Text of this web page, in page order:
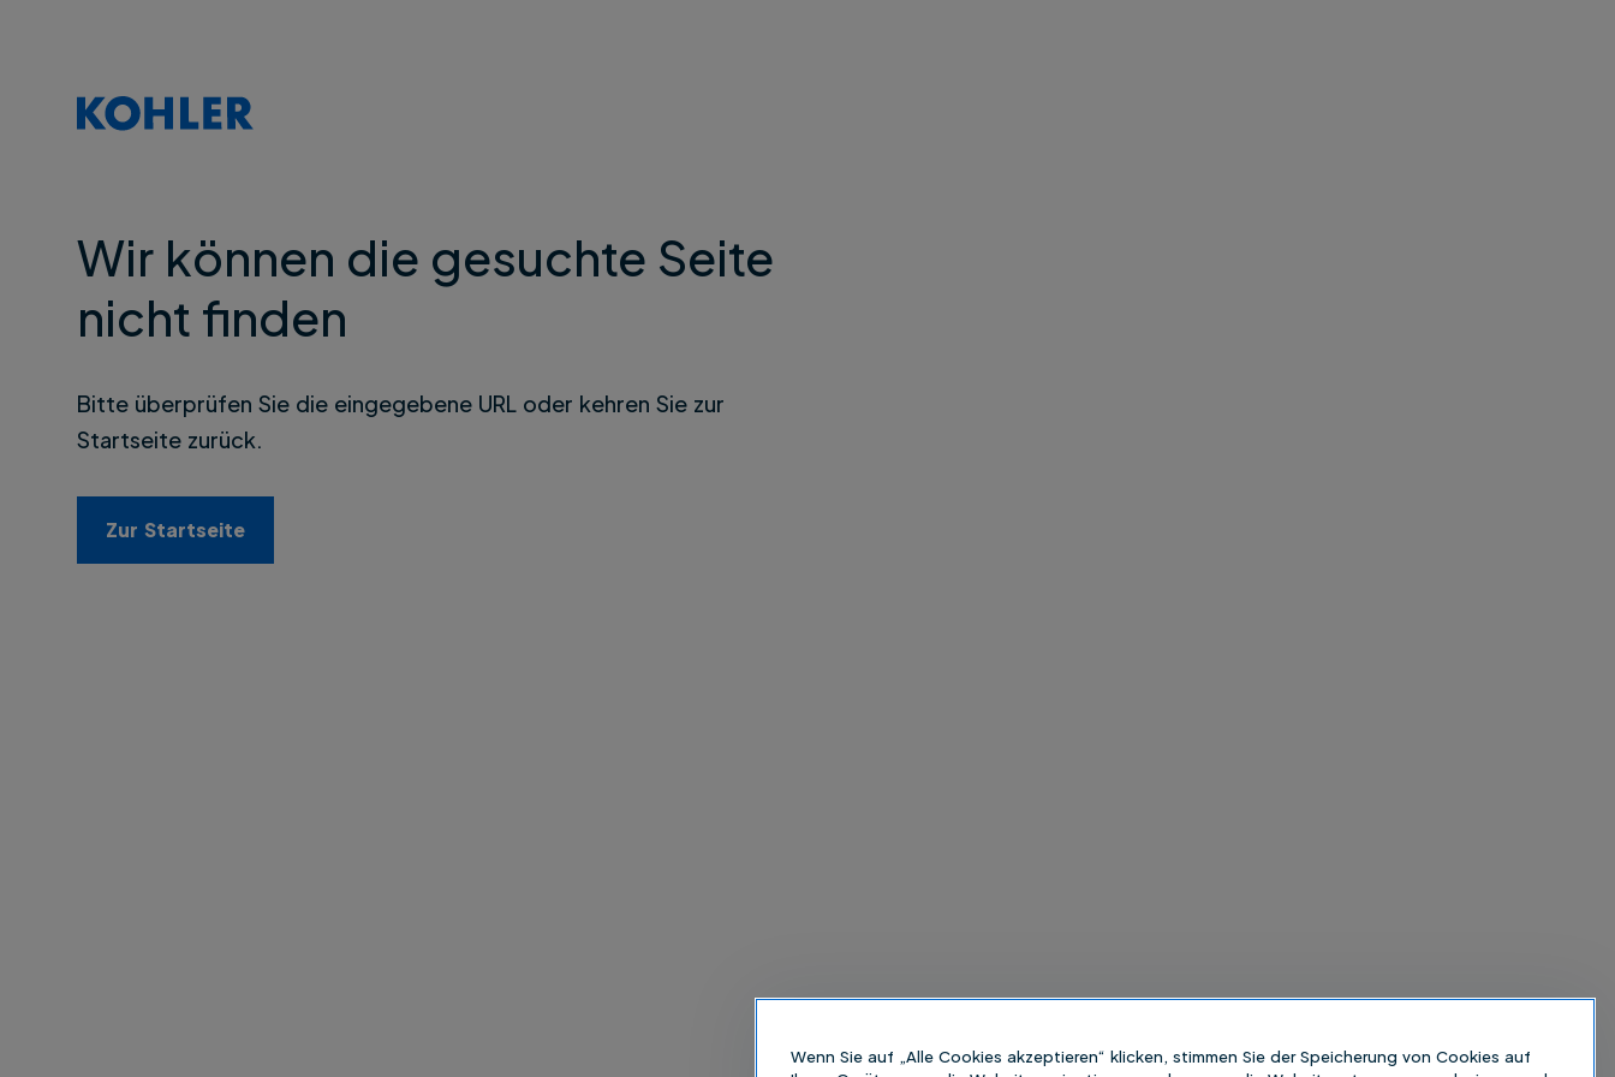
Wir können die gesuchte Seite
nicht finden
Bitte überprüfen Sie die eingegebene URL oder kehren Sie zur
Startseite zurück.
Zur Startseite
Wenn Sie auf „Alle Cookies akzeptieren“ klicken, stimmen Sie der Speicherung von Cookies auf